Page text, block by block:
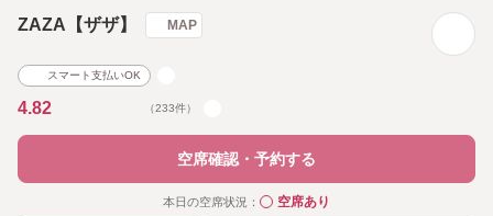
ZAZA【ザザ】 MAP
スマート支払いOK
4.82 （233件）
空席確認・予約する
本日の空席状況： ◯空席あり